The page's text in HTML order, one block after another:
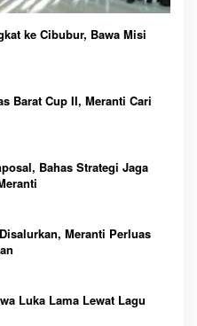
ke Cibubur, Bawa Misi
Barat Cup II, Meranti Cari
Bahas Strategi Jaga
Meranti Perluas
Luka Lama Lewat Lagu